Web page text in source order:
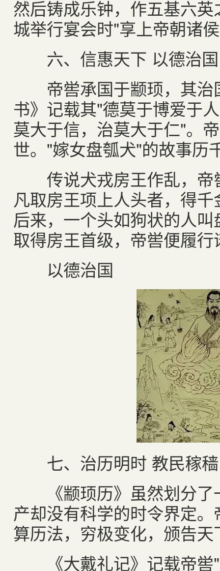
然后铸成乐钟，作五基六
城举行宴会时"享上帝朝诸
六、信惠天下 以德治国
帝喾承国于颛顼，其治
书》记载其"德莫于博爱于
莫大于信，治莫大于仁"。
世。"嫁女盘瓠犬"的故事历
传说犬戎房王作乱，帝
凡取房王项上人头者，得
后来，一个头如狗状的人
取得房王首级，帝喾便履
以德治国
七、治历明时 教民稼穑
《颛顼历》虽然划分了
产却没有科学的时令界定
算历法，穷极变化，颁告天
《大戴礼记》记载帝喾"